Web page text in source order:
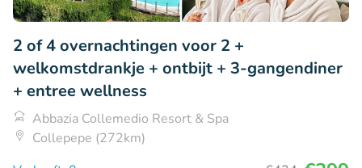
2 of 4 overnachtingen voor 2 +
welkomstdrankje + ontbijt + 3-gangendiner
+ entree wellness
Abbazia Collemedio Resort & Spa
Collepepe (272km)